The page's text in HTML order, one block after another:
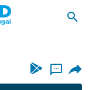
...